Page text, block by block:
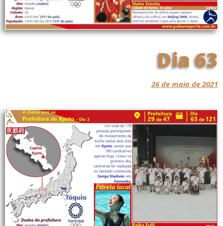
Dia 63
26 de maio de 2021